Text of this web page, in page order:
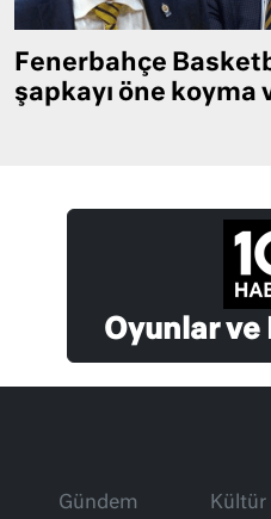
Fenerbahçe
şapkayı öne koyma
Oyunlar ve
Gündem
Kültür